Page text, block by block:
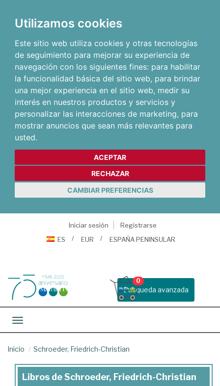
Utilizamos cookies
Este sitio web utiliza cookies y otras tecnologías
de seguimiento para mejorar su experiencia de
navegación con los siguientes fines: para habilitar
la funcionalidad básica del sitio web, para brindar
una mejor experiencia en el sitio web, medir su
interés en nuestros productos y servicios y
personalizar las interacciones de marketing, para
mostrar anuncios que sean más relevantes para
usted.
ACEPTAR
RECHAZAR
CAMBIAR PREFERENCIAS
Iniciar sesión
Registrarse
ES
EUR ESPAÑA PENINSULAR
Busqueda avanzada
0
Toggle navigation
Inicio Schroeder, Friedrich-Christian
Libros
Libros de Schroeder, Friedrich-Christian